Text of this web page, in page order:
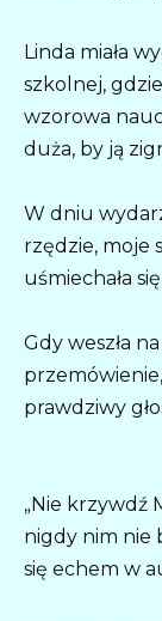
Linda miała
szkolnej,
wzorowa
duża, by ją
W dniu
rzędzie, moje
uśmiechała
Gdy weszła
prawdziwy
„Nie krzywdź
nigdy nim nie
się echem w